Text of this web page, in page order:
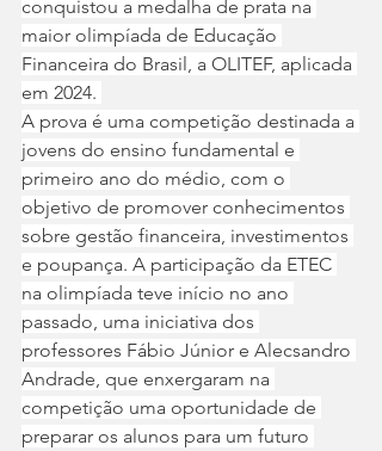
conquistou a medalha de prata na
maior olimpíada de Educação
Financeira do Brasil, a OLITEF, aplicada
em 2024.
A prova é uma competição destinada a
jovens do ensino fundamental e
primeiro ano do médio, com o
objetivo de promover conhecimentos
sobre gestão financeira, investimentos
e poupança. A participação da ETEC
na olimpíada teve início no ano
passado, uma iniciativa dos
professores Fábio Júnior e Alecsandro
Andrade, que enxergaram na
competição uma oportunidade de
preparar os alunos para um futuro